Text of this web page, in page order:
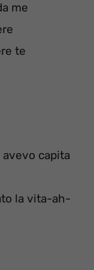
me
te
capita
la vita-ah-